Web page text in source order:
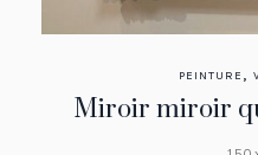
PEINTURE ,
Miroir miroir